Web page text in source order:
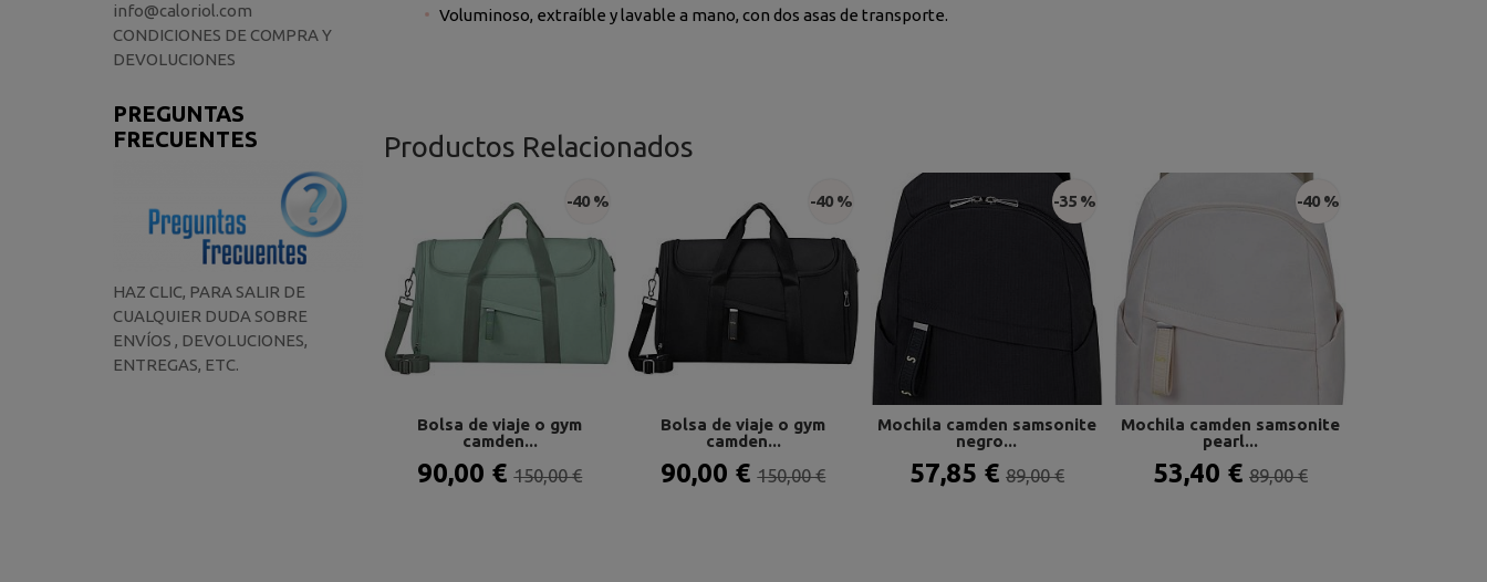
info@caloriol.com
CONDICIONES DE COMPRA Y
DEVOLUCIONES
PREGUNTAS
FRECUENTES
HAZ CLIC, PARA SALIR DE
CUALQUIER DUDA SOBRE
ENVÍOS , DEVOLUCIONES,
ENTREGAS, ETC.
Voluminoso, extraíble y lavable a mano, con dos asas de transporte.
Productos Relacionados
-40 %
Bolsa de viaje o gym
camden...
90,00 €150,00 €
-40 %
Bolsa de viaje o gym
camden...
90,00 €150,00 €
-35 %
Mochila camden samsonite
negro...
57,85 € 89,00 €
-40 %
Mochila camden samsonite
pearl...
53,40 € 89,00 €